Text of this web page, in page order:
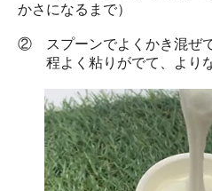
かさになるまで）
② スプーンでよくかき混ぜて
程よく粘りがでて、より